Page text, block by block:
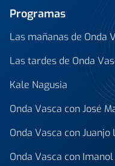
Programas
Las mañanas de Onda
Las tardes de Onda
Kale Nagusia
Onda Vasca con José
Onda Vasca con
Onda Vasca con